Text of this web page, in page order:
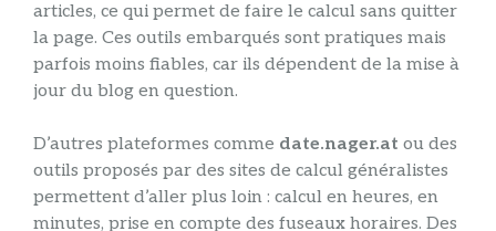
articles, ce qui permet de faire le calcul sans quitter
la page. Ces outils embarqués sont pratiques mais
parfois moins fiables, car ils dépendent de la mise à
jour du blog en question.
D’autres plateformes comme date.nager.at ou des
outils proposés par des sites de calcul généralistes
permettent d’aller plus loin : calcul en heures, en
minutes, prise en compte des fuseaux horaires. Des